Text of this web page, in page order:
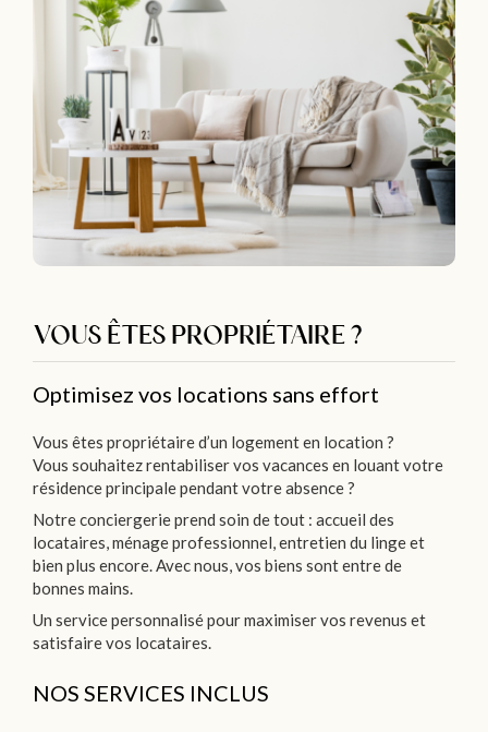
VOUS ÊTES PROPRIÉTAIRE ?
Optimisez vos locations sans effort
Vous êtes propriétaire d’un logement en location ?
Vous souhaitez rentabiliser vos vacances en louant votre
résidence principale pendant votre absence ?
Notre conciergerie prend soin de tout : accueil des
locataires, ménage professionnel, entretien du linge et
bien plus encore. Avec nous, vos biens sont entre de
bonnes mains.
Un service personnalisé pour maximiser vos revenus et
satisfaire vos locataires.
NOS SERVICES INCLUS